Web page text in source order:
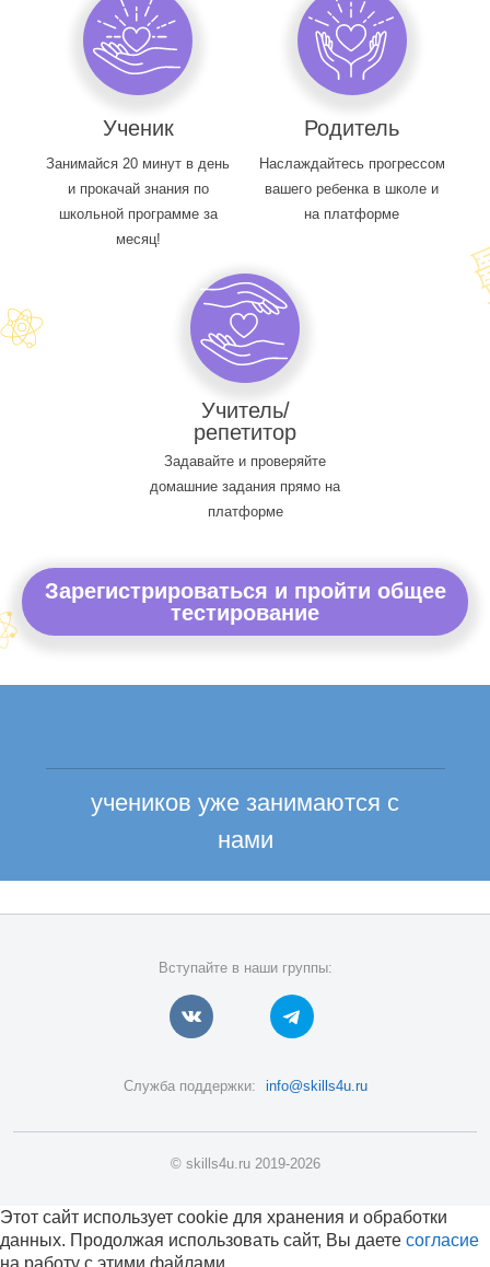
Ученик
Занимайся 20 минут в день
и прокачай знания по
школьной программе за
месяц!
Родитель
Наслаждайтесь прогрессом
вашего ребенка в школе и
на платформе
Учитель/
репетитор
Задавайте и проверяйте
домашние задания прямо на
платформе
Зарегистрироваться и пройти общее
тестирование
учеников уже занимаются с
нами
Вступайте в наши группы:
Служба поддержки: info@skills4u.ru
© skills4u.ru 2019-2026
Этот сайт использует cookie для хранения и обработки
данных. Продолжая использовать сайт, Вы даете согласие
на работу с этими файлами.